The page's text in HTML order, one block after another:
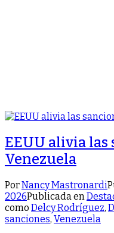
EEUU alivia
Venezuela
PorNancy Mastronardi
2026Publicada en
como Delcy Rodríguez,
sanciones, Venezuela